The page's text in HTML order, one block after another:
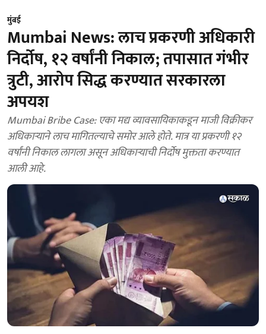
मुंबई
Mumbai News: लाच प्रकरणी अधिकारी
निर्दोष, १२ वर्षांनी निकाल; तपासात गंभीर
त्रुटी, आरोप सिद्ध करण्यात सरकारला
अपयश
Mumbai Bribe Case: एका मद्य व्यावसायिकाकडून माजी विक्रीकर
अधिकाऱ्याने लाच मागितल्याचे समोर आले होते. मात्र या प्रकरणी १२
वर्षांनी निकाल लागला असून अधिकाऱ्याची निर्दोष मुक्तता करण्यात
आली आहे.